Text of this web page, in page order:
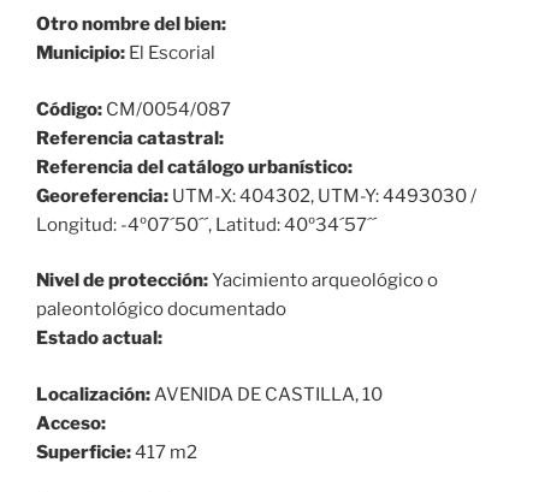
Otro nombre del bien:
Municipio: El Escorial
Código: CM/0054/087
Referencia catastral:
Referencia del catálogo urbanístico:
Georeferencia: UTM-X: 404302, UTM-Y: 4493030 /
Longitud: -4º07´50´´, Latitud: 40º34´57´´
Nivel de protección:Yacimiento arqueológico o
paleontológico documentado
Estado actual:
Localización:AVENIDA DE CASTILLA, 10
Acceso:
Superficie:417 m2